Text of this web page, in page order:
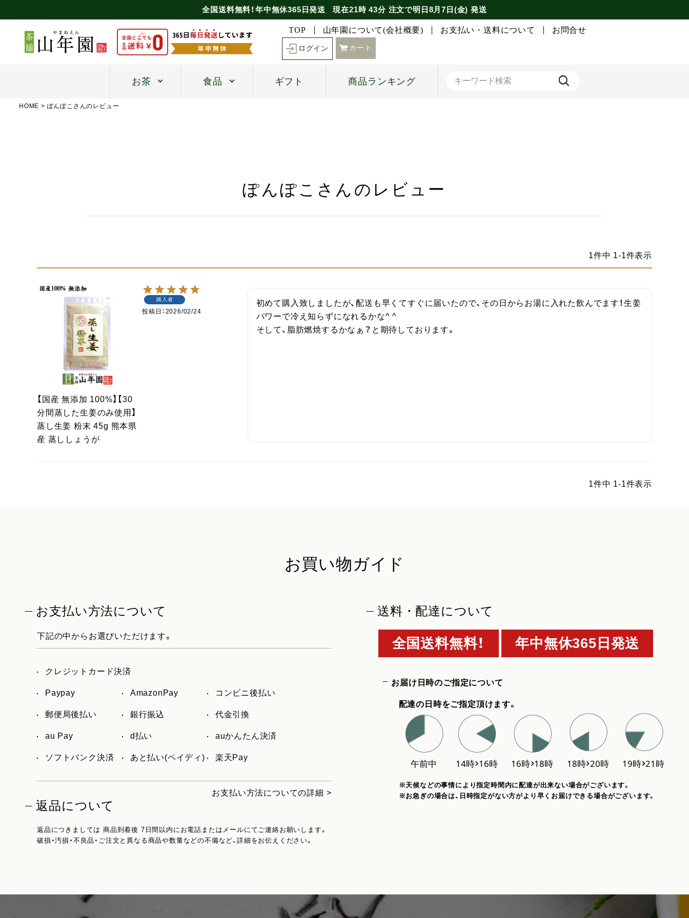
全国送料無料！年中無休365日発送 現在21時 43分注文で明日8月7日(金) 発送
TOP 山年園について(会社概要) お支払い・送料について お問合せ
ログイン カート
お茶 食品 ギフト 商品ランキング
HOME ぽんぽこさんのレビュー
ぽんぽこさんのレビュー
1件中 1-1件表示
【国産 無添加 100%】【30
分間蒸した生姜のみ使用】
蒸し生姜 粉末 45g 熊本県
産 蒸ししょうが
購入者
投稿日 2026/02/24
初めて購入致しましたが、配送も早くてすぐに届いたので、その日からお湯に入れた飲んでます！生姜
パワーで冷え知らずになれるかな^ ^
そして、脂肪燃焼するかなぁ？と期待しております。
1件中 1-1件表示
お買い物ガイド
お支払い方法について
下記の中からお選びいただけます。
クレジットカード決済
Paypay AmazonPay コンビニ後払い
郵便局後払い 銀行振込 代金引換
au Pay d払い auかんたん決済
ソフトバンク決済 あと払い(ペイディ) 楽天Pay
お支払い方法についての詳細 >
返品について
返品につきましては 商品到着後 7日間以内にお電話またはメールにてご連絡お願いします。
破損・汚損・不良品・ご注文と異なる商品や数量などの不備など、詳細をお伝えください。
送料・配達について
全国送料無料！ 年中無休365日発送
お届け日時のご指定について
配達の日時をご指定頂けます。
※天候などの事情により指定時間内に配達が出来ない場合がございます。
※お急ぎの場合は、日時指定がない方がより早くお届けできる場合がございます。